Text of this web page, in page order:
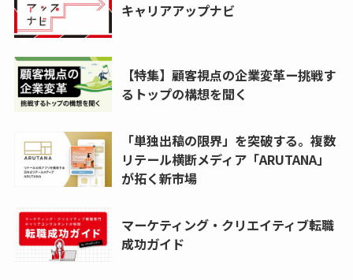
キャリアアップナビ
【特集】顧客視点の企業変革ー挑戦す
るトップの構想を聞く
「単独出稿の限界」を突破する。複数
リテール横断メディア「ARUTANA」
が拓く新市場
マーケティング・クリエイティブ転職
成功ガイド